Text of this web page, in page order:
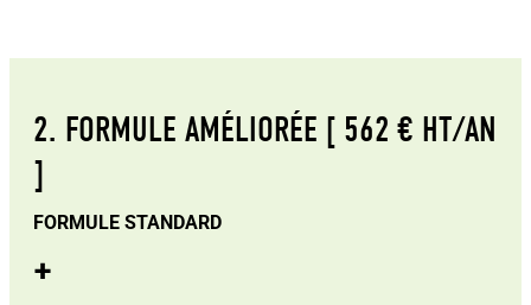
2. FORMULE AMÉLIORÉE [ 562 € HT/AN
]
FORMULE STANDARD
+